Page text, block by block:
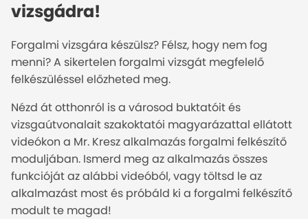
vizsgádra!
Forgalmi vizsgára készülsz? Félsz, hogy nem fog
menni? A sikertelen forgalmi vizsgát megfelelő
felkészüléssel előzheted meg.
Nézd át otthonról is a városod buktatóit és
vizsgaútvonalait szakoktatói magyarázattal ellátott
videókon a Mr. Kresz alkalmazás forgalmi felkészítő
moduljában. Ismerd meg az alkalmazás összes
funkcióját az alábbi videóból, vagy töltsd le az
alkalmazást most és próbáld ki a forgalmi felkészítő
modult te magad!